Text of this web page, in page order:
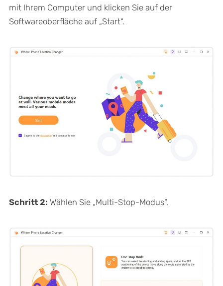
mit Ihrem Computer und klicken Sie auf der
Softwareoberfläche auf „Start“.
Schritt 2: Wählen Sie „Multi-Stop-Modus“.